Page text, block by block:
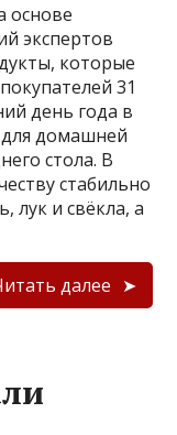
основе
экспертов
которые
31
день года в
домашней
стола. В
стабильно
лук и свёкла, а
далее